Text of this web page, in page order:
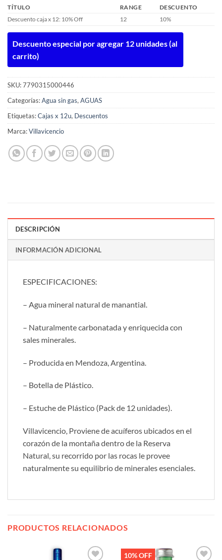
TÍTULO RANGE
DESCUENTO
Descuento caja x 12: 10% Off
12 10%
Descuento especial por agregar 12 unidades (al
carrito)
SKU:7790315000446
Categorías:Agua sin gas,AGUAS
Etiquetas:Cajas x 12u, Descuentos
Marca:Villavicencio
DESCRIPCIÓN
INFORMACIÓN ADICIONAL
ESPECIFICACIONES:
– Agua mineral natural de manantial.
– Naturalmente carbonatada y enriquecida con
sales minerales.
– Producida en Mendoza, Argentina.
– Botella de Plástico.
– Estuche de Plástico (Pack de 12 unidades).
Villavicencio, Proviene de acuíferos ubicados en el
corazón de la montaña dentro de la Reserva
Natural, su recorrido por las rocas le provee
naturalmente su equilibrio de minerales esenciales.
PRODUCTOS RELACIONADOS
10% OFF